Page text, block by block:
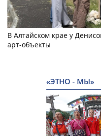
В Алтайском крае у
арт-объекты
«ЭТНО - МЫ»